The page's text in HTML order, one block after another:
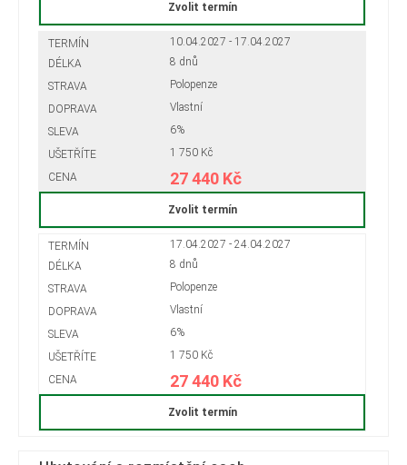
Zvolit termín
10.04.2027 - 17.04.2027
8 dnů
Polopenze
Vlastní
6%
1 750 Kč
27 440 Kč
Zvolit termín
17.04.2027 - 24.04.2027
8 dnů
Polopenze
Vlastní
6%
1 750 Kč
27 440 Kč
Zvolit termín